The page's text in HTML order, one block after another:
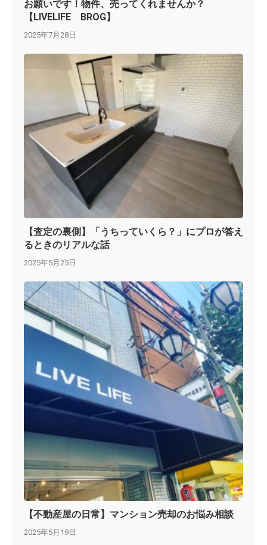
お願いです！物件、売ってくれませんか？
【LIVELIFE BROG】
2025年7月28日
【査定の裏側】「うちっていくら？」にプロが答え
るときのリアルな話
2025年5月25日
【不動産屋の日常】マンション売却のお悩み相談
2025年5月19日